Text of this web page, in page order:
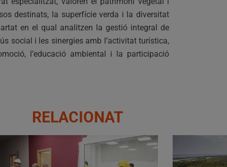
destinats, la superfície verda i la diversitat
en el qual analitzen la gestió integral de
social i les sinergies amb l’activitat turística,
l’educació ambiental i la participació
RELACIONAT